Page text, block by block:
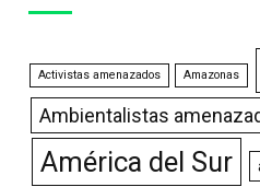
Activistas amenazados Amazonas
Ambientalistas
América del Sur